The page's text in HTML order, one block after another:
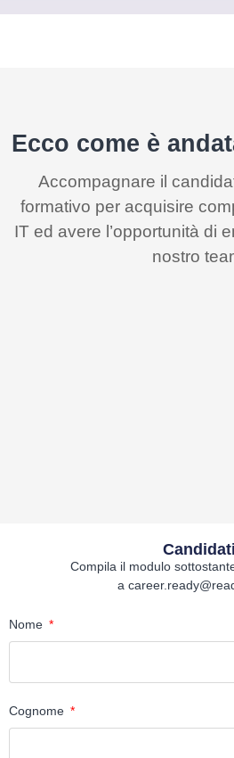
Ecco come è
Accompagnare il
formativo per acquisire
IT ed avere l’opportunità di
nostro
Candidati
Compila il modulo
a
Nome
Cognome